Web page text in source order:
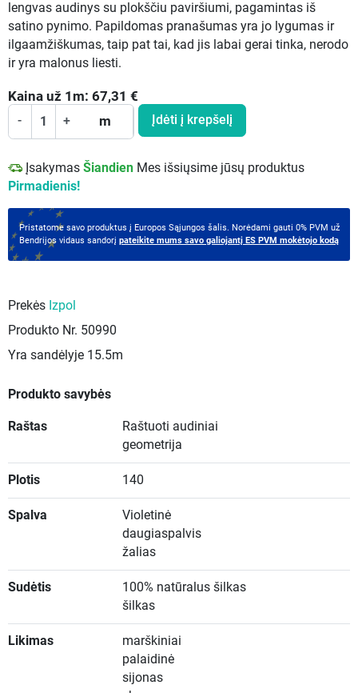
lengvas audinys su plokščiu paviršiumi, pagamintas iš
satino pynimo. Papildomas pranašumas yra jo lygumas ir
ilgaamžiškumas, taip pat tai, kad jis labai gerai tinka, nerodo
ir yra malonus liesti.
Kaina už 1 m: 67,31 €
- + m Įdėti į krepšelį
Įsakymas Šiandien Mes išsiųsime jūsų produktus
Pirmadienis!
Pristatome savo produktus į Europos Sąjungos šalis. Norėdami gauti 0% PVM už
Bendrijos vidaus sandorį pateikite mums savo galiojantį ES PVM mokėtojo kodą
Prekės Izpol
Produkto Nr. 50990
Yra sandėlyje 15.5m
Produkto savybės
Raštas
Raštuoti audiniai
geometrija
Plotis 140
Spalva
Violetinė
daugiaspalvis
žalias
Sudėtis
100% natūralus šilkas
šilkas
Likimas
marškiniai
palaidinė
sijonas